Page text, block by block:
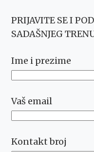
PRIJAVITE SE I
SADAŠNJEG
Ime i prezime
Vaš email
Kontakt broj